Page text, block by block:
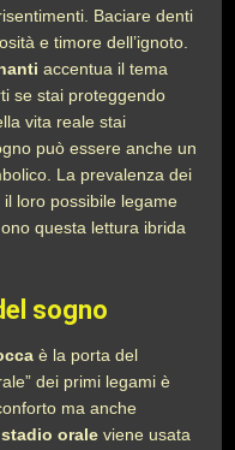
Baciare denti
e timore dell’ignoto.
accentua il tema
se stai proteggendo
vita reale stai
può essere anche un
La prevalenza dei
loro possibile legame
questa lettura ibrida
sogno
è la porta del
dei primi legami è
ma anche
stadio orale viene usata